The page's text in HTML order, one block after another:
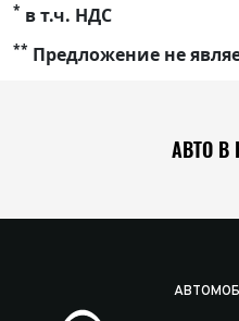
* в т.ч. НДС
** Предложение не
АВТО В